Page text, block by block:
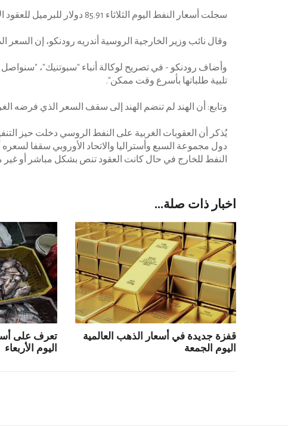
سجلت أسعار النفط اليوم الثلاثاء 85.91 دولار للبرميل للعقود الآجلة لخام القياس العالمى برنت،كما سجلت العقود الآجلة لخام غرب تكساس الوسيط الأمريكى 79.21دولار.
وقال نائب وزير الخارجية الروسية أندريه رودنكو، إن السعر
وأضاف رودنكو - في تصريح لوكالة أنباء "سبوتنيك"،
تلبية طلباتها بأسرع وقت ممكن".
وتابع: أن الهند لم تنضم الهند إلى سقف السعر الذي فرضه
النفط للخارج في حال كانت العقود تنص بشكل مباشر أو
اخبار ذات صلة...
تعرف على
اليوم الأربعاء
قفزة جديدة في أسعار الذهب العالمية
اليوم الجمعة